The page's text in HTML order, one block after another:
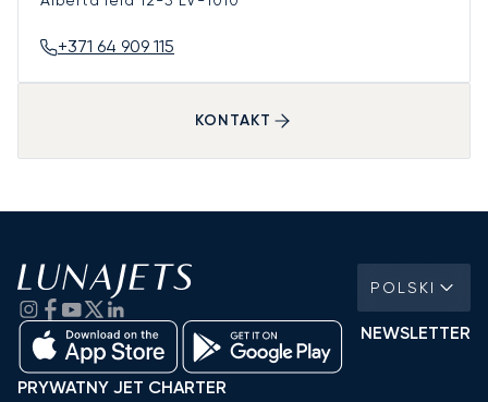
+371 64 909 115
KONTAKT
POLSKI
NEWSLETTER
PRYWATNY JET CHARTER